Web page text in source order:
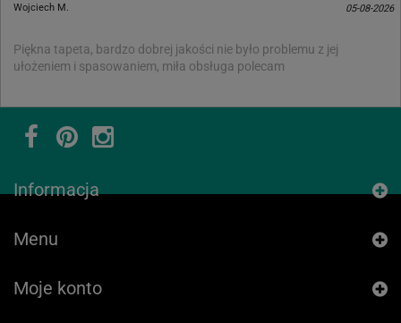
Wojciech M. 05-08-2026
Piękna tapeta, bardzo dobrej jakości nie było problemu z jej
ułożeniem i spasowaniem, miła obsługa polecam
Informacja
Menu
Moje konto